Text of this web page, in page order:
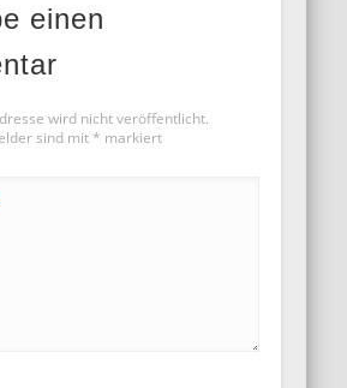
einen
wird nicht veröffentlicht.
sind mit * markiert